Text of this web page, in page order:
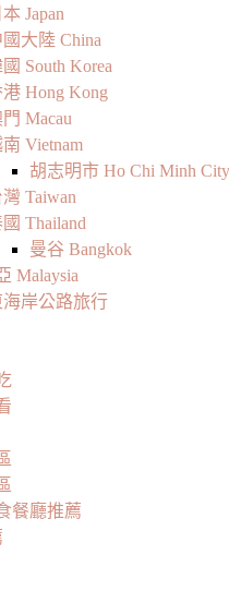
本 Japan
國大陸 China
South Korea
港 Hong Kong
Macau
Vietnam
胡志明市 Ho Chi Minh City
Taiwan
Thailand
曼谷 Bangkok
Malaysia
海岸公路旅行
餐廳推薦